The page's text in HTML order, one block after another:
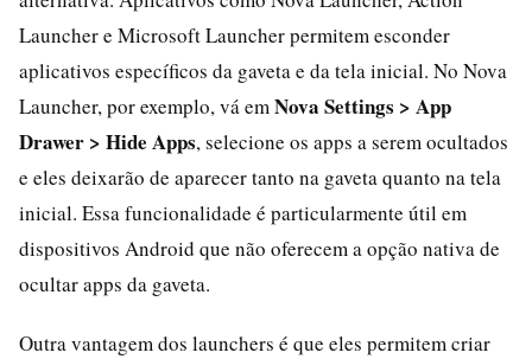
Launcher e Microsoft Launcher permitem esconder
aplicativos específicos da gaveta e da tela inicial. No Nova
Launcher, por exemplo, vá em Nova Settings > App
Drawer > Hide Apps, selecione os apps a serem ocultados
e eles deixarão de aparecer tanto na gaveta quanto na tela
inicial. Essa funcionalidade é particularmente útil em
dispositivos Android que não oferecem a opção nativa de
ocultar apps da gaveta.
Outra vantagem dos launchers é que eles permitem criar